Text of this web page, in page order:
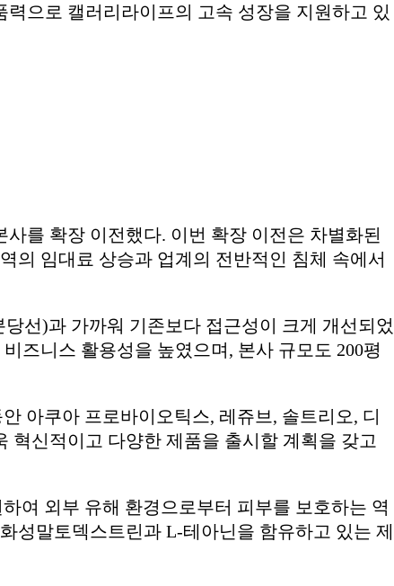
으로 캘러리라이프의 고속 성장을 지원하고 있
를 확장 이전했다. 이번 확장 이전은 차별화된
의 임대료 상승과 업계의 전반적인 침체 속에서
선)과 가까워 기존보다 접근성이 크게 개선되었
즈니스 활용성을 높였으며, 본사 규모도 200평
아쿠아 프로바이오틱스, 레쥬브, 솔트리오, 디
혁신적이고 다양한 제품을 출시할 계획을 갖고
여 외부 유해 환경으로부터 피부를 보호하는 역
성말토덱스트린과 L-테아닌을 함유하고 있는 제